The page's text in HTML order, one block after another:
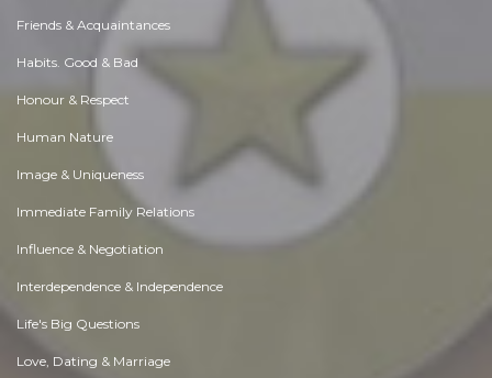
Friends & Acquaintances
Habits. Good & Bad
Honour & Respect
Human Nature
Image & Uniqueness
Immediate Family Relations
Influence & Negotiation
Interdependence & Independence
Life's Big Questions
Love, Dating & Marriage